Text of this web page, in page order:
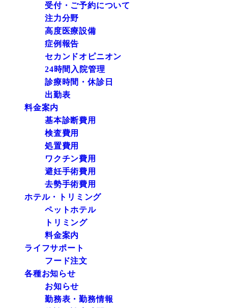
受付・ご予約について
注力分野
高度医療設備
症例報告
セカンドオピニオン
24時間入院管理
診療時間・休診日
出勤表
料金案内
基本診断費用
検査費用
処置費用
ワクチン費用
避妊手術費用
去勢手術費用
ホテル・トリミング
ペットホテル
トリミング
料金案内
ライフサポート
フード注文
各種お知らせ
お知らせ
勤務表・勤務情報